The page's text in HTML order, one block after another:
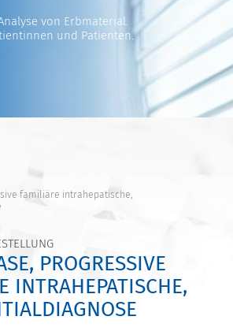
von Erbmaterial.
und Patienten.
familiäre intrahepatische,
PROGRESSIVE
INTRAHEPATISCHE,